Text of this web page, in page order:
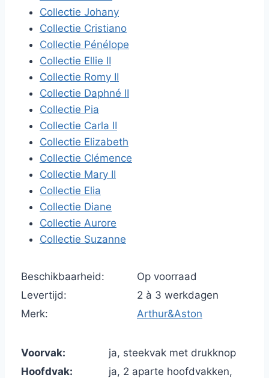
Collectie Johany
Collectie Cristiano
Collectie Pénélope
Collectie Ellie II
Collectie Romy II
Collectie Daphné II
Collectie Pia
Collectie Carla II
Collectie Elizabeth
Collectie Clémence
Collectie Mary II
Collectie Elia
Collectie Diane
Collectie Aurore
Collectie Suzanne
Beschikbaarheid:
Op voorraad
Levertijd:
2 à 3 werkdagen
Merk:
Arthur&Aston
Voorvak:
ja, steekvak met drukknop
Hoofdvak:
ja, 2 aparte hoofdvakken,